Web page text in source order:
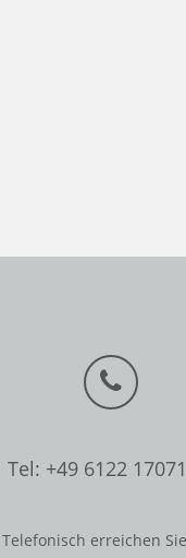
Tel: +49 6122
Telefonisch erreichen